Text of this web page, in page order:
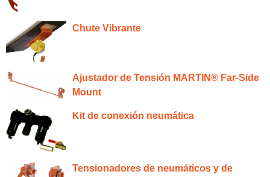
Chute Vibrante
Ajustador de Tensión MARTIN® Far-Side
Mount
Kit de conexión neumática
Tensionadores de neumáticos y de